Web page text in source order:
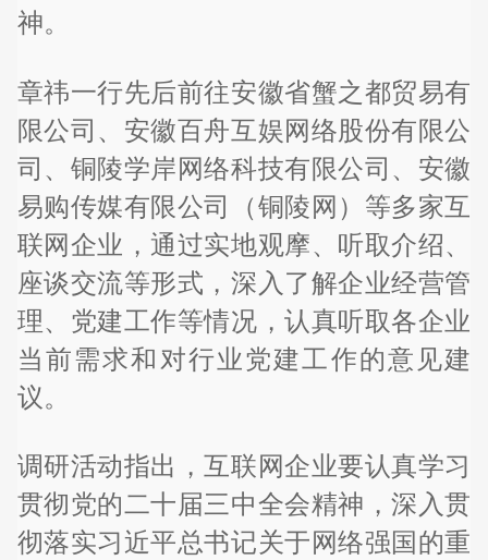
神。
章祎一行先后前往安徽省蟹之都贸易有
限公司、安徽百舟互娱网络股份有限公
司、铜陵学岸网络科技有限公司、安徽
易购传媒有限公司（铜陵网）等多家互
联网企业，通过实地观摩、听取介绍、
座谈交流等形式，深入了解企业经营管
理、党建工作等情况，认真听取各企业
当前需求和对行业党建工作的意见建
议。
调研活动指出，互联网企业要认真学习
贯彻党的二十届三中全会精神，深入贯
彻落实习近平总书记关于网络强国的重